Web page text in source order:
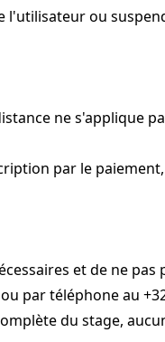
l'utilisateur ou
ne s'applique
par le
et de ne
ou par téléphone au
du stage,